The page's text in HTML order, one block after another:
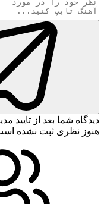
دیدگاه شما بعد از تایید
هنوز نظری ثبت نشده